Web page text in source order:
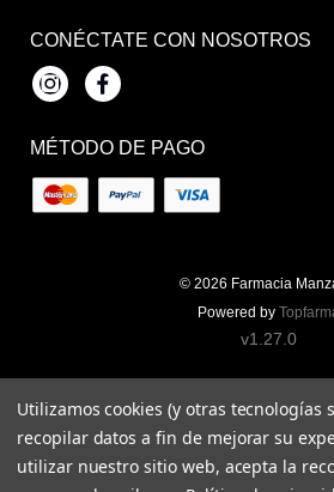
CONÉCTATE CON NOSOTROS
InstagramFacebook
MÉTODO DE PAGO
© 2026 Farmacia
Powered by
v1.27.0
Utilizamos cookies (y otras tecnologías
recopilar datos a fin de mejorar su
utilizar nuestro sitio web, acepta la